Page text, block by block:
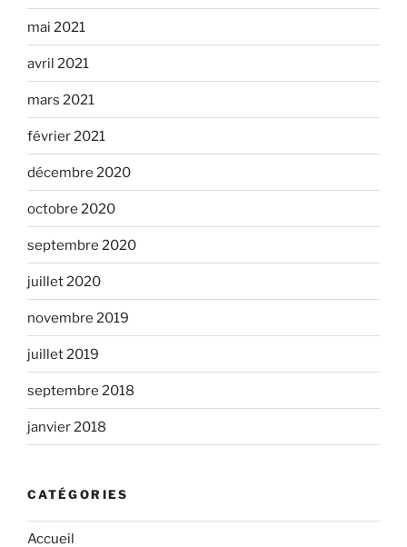
mai 2021
avril 2021
mars 2021
février 2021
décembre 2020
octobre 2020
septembre 2020
juillet 2020
novembre 2019
juillet 2019
septembre 2018
janvier 2018
CATÉGORIES
Accueil